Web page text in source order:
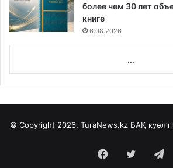
более чем 30 лет
книге
6.08.2026
...
© Copyright 2026, TuraNews.kz БАҚ куәлігі
Facebook
Twitter